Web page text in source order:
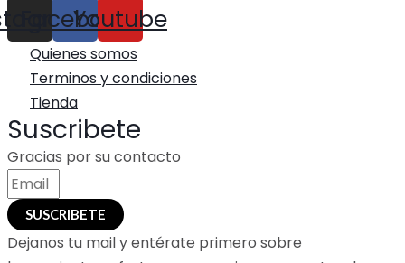
Facebook
Youtube
Quienes somos
Terminos y condiciones
Tienda
Suscribete
Gracias por su contacto
SUSCRIBETE
Dejanos tu mail y entérate primero sobre